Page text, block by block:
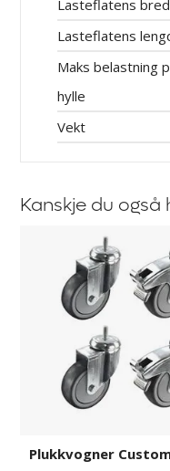
Lasteflatens
Lasteflatens
Maks belastning
hylle
Vekt
Kanskje du også
Plukkvogner
CustomLine
Plukkvogner